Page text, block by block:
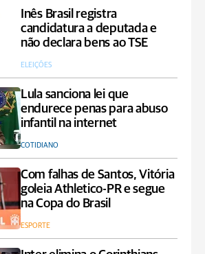
Inês Brasil registra
candidatura a deputada e
não declara bens ao TSE
ELEIÇÕES
Lula sanciona lei que
endurece penas para abuso
infantil na internet
COTIDIANO
Com falhas de Santos, Vitória
goleia Athletico-PR e segue
na Copa do Brasil
ESPORTE